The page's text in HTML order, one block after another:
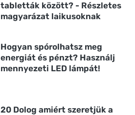
tabletták között? - Részletes
magyarázat laikusoknak
Hogyan spórolhatsz meg
energiát és pénzt? Használj
mennyezeti LED lámpát!
20 Dolog amiért szeretjük a